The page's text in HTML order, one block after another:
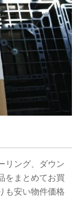
リング、ダウン
をまとめてお買
も安い物件価格